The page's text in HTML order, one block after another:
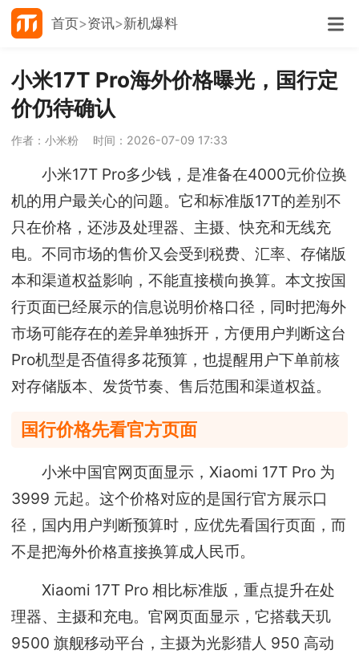
首页 资讯 新机爆料
小米17T Pro海外价格曝光，国行定
价仍待确认
作者：小米粉 时间：2026-07-09 17:33
小米17T Pro多少钱，是准备在4000元价位换
机的用户最关心的问题。它和标准版17T的差别不
只在价格，还涉及处理器、主摄、快充和无线充
电。不同市场的售价又会受到税费、汇率、存储版
本和渠道权益影响，不能直接横向换算。本文按国
行页面已经展示的信息说明价格口径，同时把海外
市场可能存在的差异单独拆开，方便用户判断这台
Pro机型是否值得多花预算，也提醒用户下单前核
对存储版本、发货节奏、售后范围和渠道权益。
国行价格先看官方页面
小米中国官网页面显示，Xiaomi 17T Pro 为
3999 元起。这个价格对应的是国行官方展示口
径，国内用户判断预算时，应优先看国行页面，而
不是把海外价格直接换算成人民币。
Xiaomi 17T Pro 相比标准版，重点提升在处
理器、主摄和充电。官网页面显示，它搭载天玑
9500 旗舰移动平台，主摄为光影猎人 950 高动